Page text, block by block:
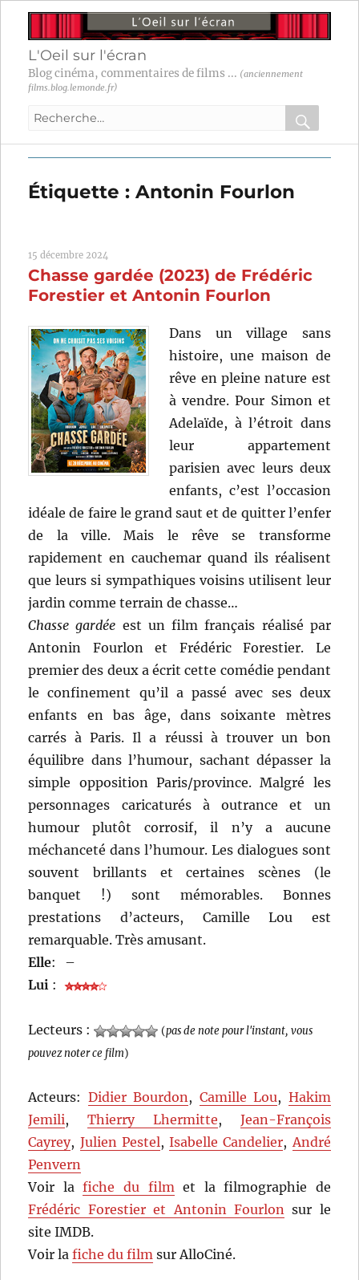
L'Oeil sur l'écran
Blog cinéma, commentaires de films ... (anciennement
films.blog.lemonde.fr)
Recherche
:
OK
Étiquette :Antonin Fourlon
15 décembre 2024
Chasse gardée (2023) de Frédéric
Forestier et Antonin Fourlon
Dans un village sans
histoire, une maison de
rêve en pleine nature est
à vendre. Pour Simon et
Adelaïde, à l’étroit dans
leur appartement
parisien avec leurs deux
enfants, c’est l’occasion
idéale de faire le grand saut et de quitter l’enfer
de la ville. Mais le rêve se transforme
rapidement en cauchemar quand ils réalisent
que leurs si sympathiques voisins utilisent leur
jardin comme terrain de chasse…
Chasse gardée est un film français réalisé par
Antonin Fourlon et Frédéric Forestier. Le
premier des deux a écrit cette comédie pendant
le confinement qu’il a passé avec ses deux
enfants en bas âge, dans soixante mètres
carrés à Paris. Il a réussi à trouver un bon
équilibre dans l’humour, sachant dépasser la
simple opposition Paris/province. Malgré les
personnages caricaturés à outrance et un
humour plutôt corrosif, il n’y a aucune
méchanceté dans l’humour. Les dialogues sont
souvent brillants et certaines scènes (le
banquet !) sont mémorables. Bonnes
prestations d’acteurs, Camille Lou est
remarquable. Très amusant.
Elle:
–
Lui :
Lecteurs : (pas de note pour l'instant, vous
pouvez noter ce film)
Acteurs: Didier Bourdon, Camille Lou, Hakim
Jemili,Thierry Lhermitte, Jean-François
Cayrey, Julien Pestel,Isabelle Candelier,André
Penvern
Voir lafiche du filmet la filmographie de
Frédéric Forestier et Antonin Fourlonsur le
site IMDB.
Voir lafiche du film sur AlloCiné.